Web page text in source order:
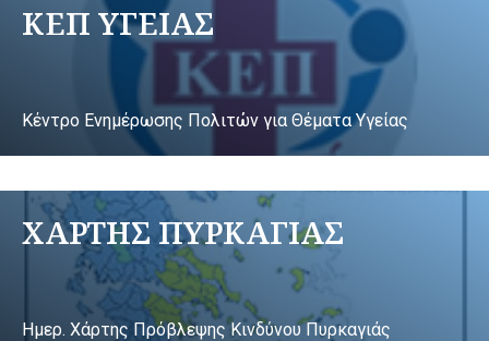
ΚΕΠ ΥΓΕΙΑΣ
Κέντρο Ενημέρωσης Πολιτών για Θέματα Υγείας
ΧΑΡΤΗΣ ΠΥΡΚΑΓΙΑΣ
Ημερ. Χάρτης Πρόβλεψης Κινδύνου Πυρκαγιάς